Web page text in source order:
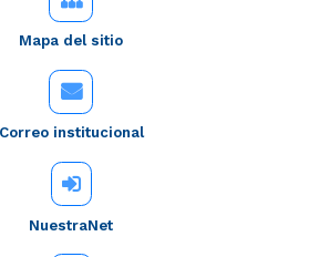
Mapa del sitio
Correo institucional
NuestraNet